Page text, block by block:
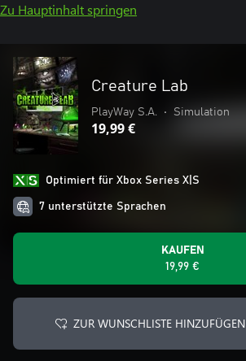
Zu Hauptinhalt springen
Creature Lab
PlayWay S.A. • Simulation
19,99 €
Optimiert für Xbox Series X|S
7 unterstützte Sprachen
KAUFEN
19,99 €
ZUR WUNSCHLISTE HINZUFÜGEN